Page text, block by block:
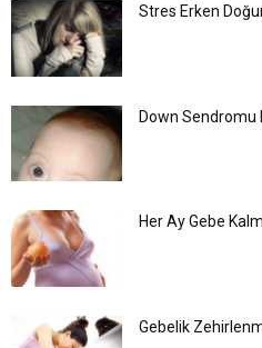
Stres Erken
Down Sendromu
Her Ay Gebe
Gebelik